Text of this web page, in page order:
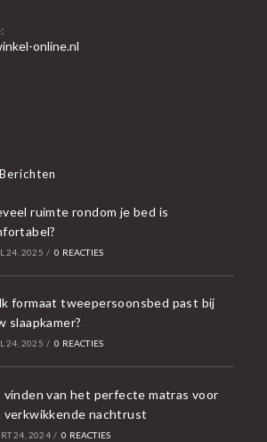
online.nl
ruimte rondom je bed is
24, 2025 / 0 REACTIES
formaat tweepersoonsbed past bij
slaapkamer?
24, 2025 / 0 REACTIES
vinden van het perfecte matras voor
verkwikkende nachtrust
24, 2024 / 0 REACTIES